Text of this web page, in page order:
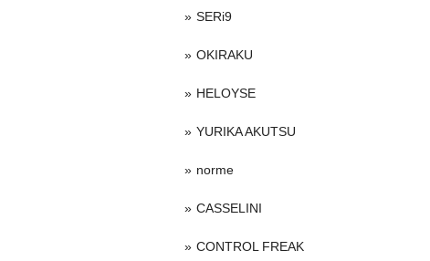
SERi9
OKIRAKU
HELOYSE
YURIKA AKUTSU
norme
CASSELINI
CONTROL FREAK